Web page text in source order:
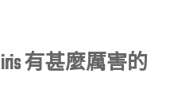
iris 有甚麼厲害的